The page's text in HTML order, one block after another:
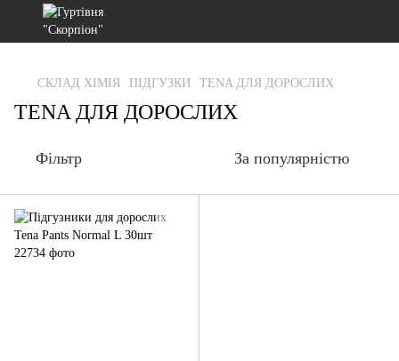
gtag('js', new Date()); gtag('config', 'G-RFXCKGNRF7');
СКЛАД ХІМІЯ ПІДГУЗКИ TENA ДЛЯ ДОРОСЛИХ
TENA ДЛЯ ДОРОСЛИХ
Фільтр За популярністю